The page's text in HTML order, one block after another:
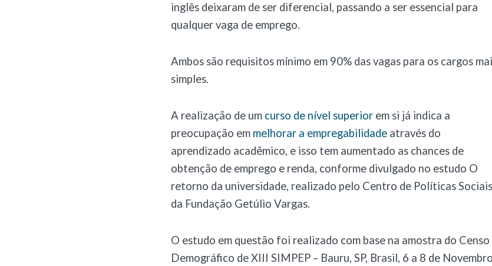
inglês deixaram de ser diferencial, passando a ser essencial para
qualquer vaga de emprego.
Ambos são requisitos mínimo em 90% das vagas para os cargos
simples.
A realização de um curso de nível superior em si já indica a
preocupação em melhorar a empregabilidade através do
aprendizado acadêmico, e isso tem aumentado as chances de
obtenção de emprego e renda, conforme divulgado no estudo O
retorno da universidade, realizado pelo Centro de Políticas Sociais
da Fundação Getúlio Vargas.
O estudo em questão foi realizado com base na amostra do Censo
Demográfico de XIII SIMPEP – Bauru, SP, Brasil, 6 a 8 de Novembro